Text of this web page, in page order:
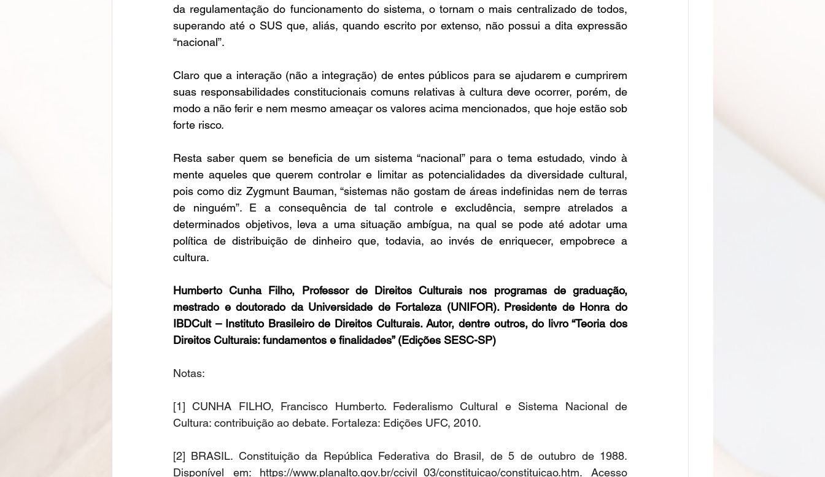
da regulamentação do funcionamento do sistema, o tornam o mais centralizado de todos,
superando até o SUS que, aliás, quando escrito por extenso, não possui a dita expressão
“nacional”.
Claro que a interação (não a integração) de entes públicos para se ajudarem e cumprirem
suas responsabilidades constitucionais comuns relativas à cultura deve ocorrer, porém, de
modo a não ferir e nem mesmo ameaçar os valores acima mencionados, que hoje estão sob
forte risco.
Resta saber quem se beneficia de um sistema “nacional” para o tema estudado, vindo à
mente aqueles que querem controlar e limitar as potencialidades da diversidade cultural,
pois como diz Zygmunt Bauman, “sistemas não gostam de áreas indefinidas nem de terras
de ninguém”. E a consequência de tal controle e excludência, sempre atrelados a
determinados objetivos, leva a uma situação ambígua, na qual se pode até adotar uma
política de distribuição de dinheiro que, todavia, ao invés de enriquecer, empobrece a
cultura.
Humberto Cunha Filho, Professor de Direitos Culturais nos programas de graduação,
mestrado e doutorado da Universidade de Fortaleza (UNIFOR). Presidente de Honra do
IBDCult – Instituto Brasileiro de Direitos Culturais. Autor, dentre outros, do livro “Teoria dos
Direitos Culturais: fundamentos e finalidades” (Edições SESC-SP)
Notas:
[1] CUNHA FILHO, Francisco Humberto. Federalismo Cultural e Sistema Nacional de
Cultura: contribuição ao debate. Fortaleza: Edições UFC, 2010.
[2] BRASIL. Constituição da República Federativa do Brasil, de 5 de outubro de 1988.
Disponível em: https://www.planalto.gov.br/ccivil_03/constituicao/constituicao.htm. Acesso